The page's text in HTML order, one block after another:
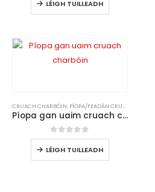
LÉIGH TUILLEADH
CRUACH CHARBÓIN, PÍOPA/FEADÁN CRUACH CHARBÓIN
Píopa gan uaim cruach charbóin
0As 5
LÉIGH TUILLEADH